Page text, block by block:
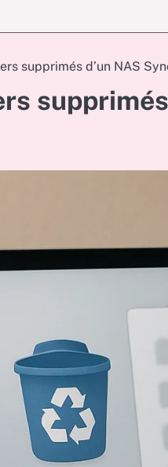
supprimés d’un NAS
supprimés